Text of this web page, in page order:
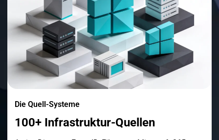
Die Quell-Systeme
100+ Infrastruktur-Quellen